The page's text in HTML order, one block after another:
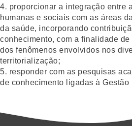
4. proporcionar a integração entre
humanas e sociais com as áreas
da saúde, incorporando
conhecimento, com a finalidade
dos fenômenos envolvidos nos
territorialização;
5. responder com as pesquisas
de conhecimento ligadas à Gestão